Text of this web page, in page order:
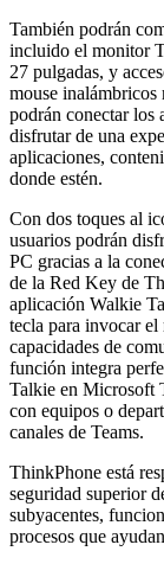
También podrán
incluido el monitor
27 pulgadas, y
mouse inalámbricos
podrán conectar
disfrutar de una
aplicaciones,
donde estén.
Con dos toques al
usuarios podrán
PC gracias a la
de la Red Key de
aplicación Walkie
tecla para invocar
capacidades de
función integra
Talkie en Microsoft
con equipos o
canales de Teams.
ThinkPhone está
seguridad superior
subyacentes,
procesos que